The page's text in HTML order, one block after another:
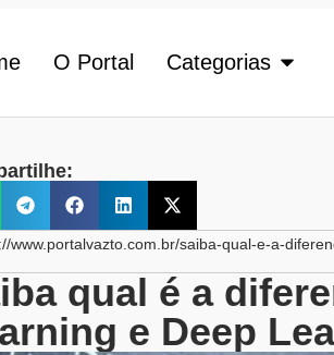
O Portal Categorias
www.portalvazto.com.br/saiba-qual-e-a-
qual é a
e Deep